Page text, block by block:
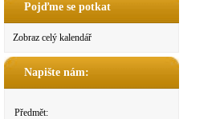
Pojďme se potkat
Zobraz celý kalendář
Napište nám:
Předmět: